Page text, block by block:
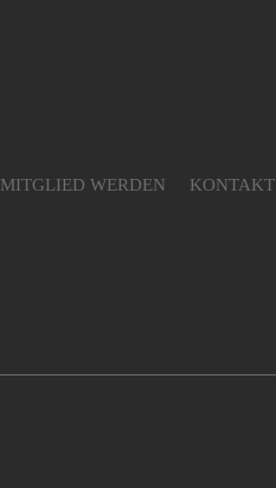
MITGLIED WERDEN KONTAKT